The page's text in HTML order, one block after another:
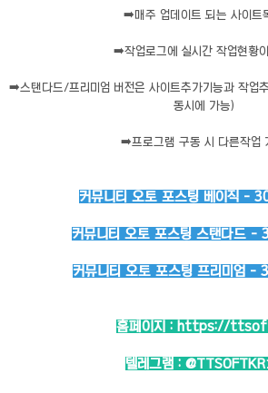
➡️ 매주 업데이트 되는 사이트
➡️작업로그에 실시간 작업현황
➡️스탠다드/프리미엄 버전은 사이트추가기능과 작업
동시에 가능)
➡️프로그램 구동 시 다른작업
커뮤니티 오토 포스팅 베이직 -
커뮤니티 오토 포스팅 스탠다드 -
커뮤니티 오토 포스팅 프리미엄 -
홈페이지 : https://
텔레그램 :